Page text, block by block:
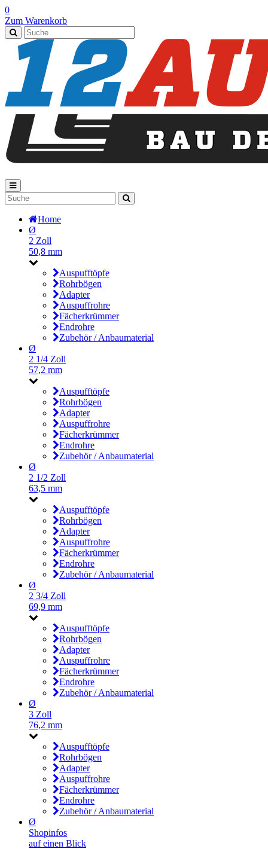
0
Zum Warenkorb
Home
Ø
2 Zoll
50,8 mm
Auspufftöpfe
Rohrbögen
Adapter
Auspuffrohre
Fächerkrümmer
Endrohre
Zubehör / Anbaumaterial
Ø
2 1/4 Zoll
57,2 mm
Auspufftöpfe
Rohrbögen
Adapter
Auspuffrohre
Fächerkrümmer
Endrohre
Zubehör / Anbaumaterial
Ø
2 1/2 Zoll
63,5 mm
Auspufftöpfe
Rohrbögen
Adapter
Auspuffrohre
Fächerkrümmer
Endrohre
Zubehör / Anbaumaterial
Ø
2 3/4 Zoll
69,9 mm
Auspufftöpfe
Rohrbögen
Adapter
Auspuffrohre
Fächerkrümmer
Endrohre
Zubehör / Anbaumaterial
Ø
3 Zoll
76,2 mm
Auspufftöpfe
Rohrbögen
Adapter
Auspuffrohre
Fächerkrümmer
Endrohre
Zubehör / Anbaumaterial
Ø
Shopinfos
auf einen Blick